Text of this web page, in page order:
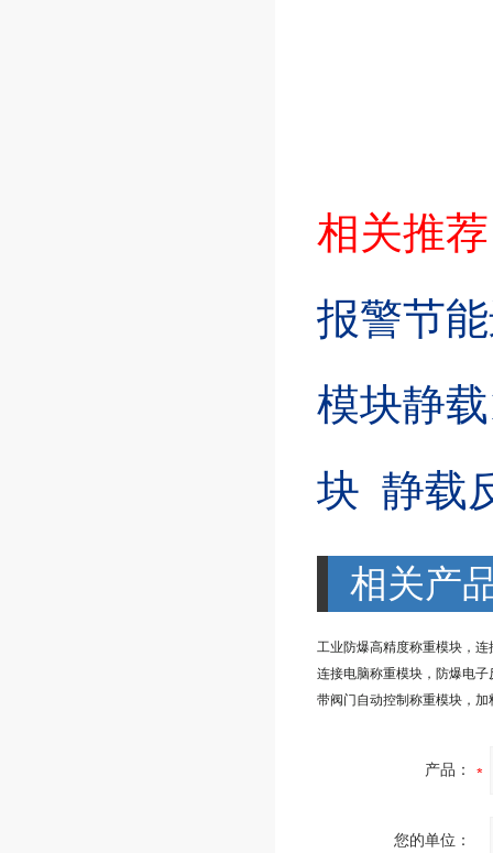
相关推荐
报警节
模块静
块 静载
相关产
连接电脑称重模块，防爆电子
产品：
您的单位：